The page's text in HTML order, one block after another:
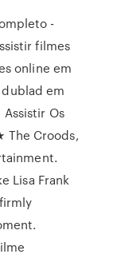
-
filmes
online em
em
Os
The Croods,
Lisa Frank